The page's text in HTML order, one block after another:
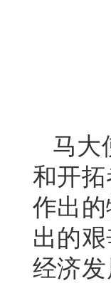
马大
和开
作出
出的
经济